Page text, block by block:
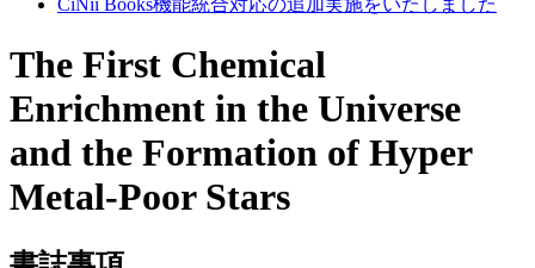
CiNii Books機能統合対応の追加実施をいたしました
The First Chemical
Enrichment in the Universe
and the Formation of Hyper
Metal-Poor Stars